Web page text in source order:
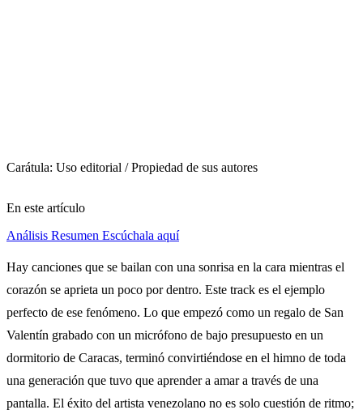
Carátula: Uso editorial / Propiedad de sus autores
En este artículo
Análisis Resumen Escúchala aquí
Hay canciones que se bailan con una sonrisa en la cara mientras el
corazón se aprieta un poco por dentro. Este track es el ejemplo
perfecto de ese fenómeno. Lo que empezó como un regalo de San
Valentín grabado con un micrófono de bajo presupuesto en un
dormitorio de Caracas, terminó convirtiéndose en el himno de toda
una generación que tuvo que aprender a amar a través de una
pantalla. El éxito del artista venezolano no es solo cuestión de ritmo;